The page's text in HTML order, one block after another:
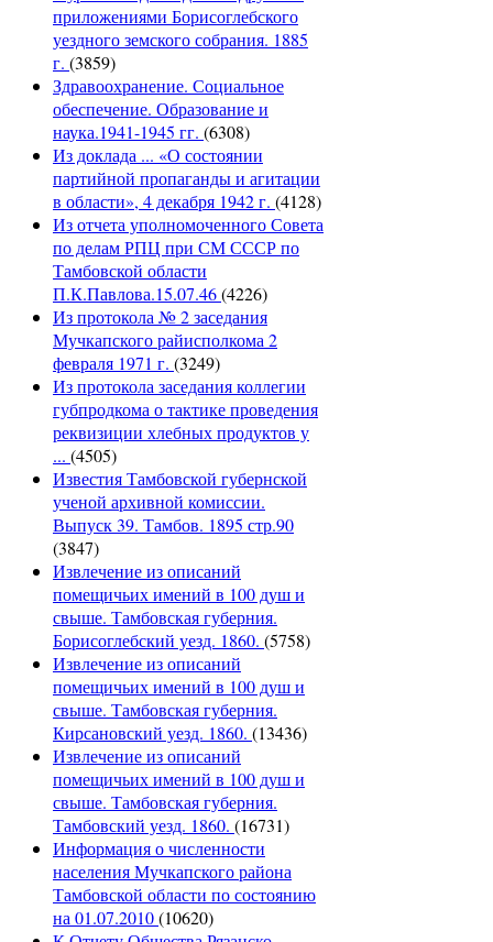
приложениями Борисоглебского
уездного земского собрания. 1885
г. (3859)
Здравоохранение. Социальное
обеспечение. Образование и
наука.1941-1945 гг. (6308)
Из доклада ... «О состоянии
партийной пропаганды и агитации
в области», 4 декабря 1942 г. (4128)
Из отчета уполномоченного Совета
по делам РПЦ при СМ СССР по
Тамбовской области
П.К.Павлова.15.07.46(4226)
Из протокола № 2 заседания
Мучкапского райисполкома 2
февраля 1971 г. (3249)
Из протокола заседания коллегии
губпродкома о тактике проведения
реквизиции хлебных продуктов у
... (4505)
Известия Тамбовской губернской
ученой архивной комиссии.
Выпуск 39. Тамбов. 1895 стр.90
(3847)
Извлечение из описаний
помещичьих имений в 100 душ и
свыше. Тамбовская губерния.
Борисоглебский уезд. 1860. (5758)
Извлечение из описаний
помещичьих имений в 100 душ и
свыше. Тамбовская губерния.
Кирсановский уезд. 1860. (13436)
Извлечение из описаний
помещичьих имений в 100 душ и
свыше. Тамбовская губерния.
Тамбовский уезд. 1860. (16731)
Информация о численности
населения Мучкапского района
Тамбовской области по состоянию
на 01.07.2010(10620)